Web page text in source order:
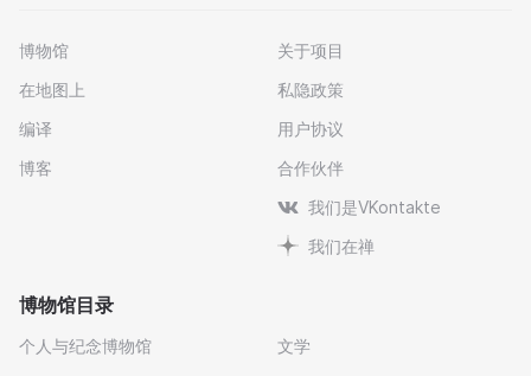
博物馆
在地图上
编译
博客
关于项目
私隐政策
用户协议
合作伙伴
我们是VKontakte
我们在禅
博物馆目录
个人与纪念博物馆
文学